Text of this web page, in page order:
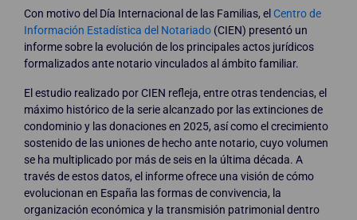
Con motivo del Día Internacional de las Familias, el Centro de
Información Estadística del Notariado (CIEN) presentó un
informe sobre la evolución de los principales actos jurídicos
formalizados ante notario vinculados al ámbito familiar.
El estudio realizado por CIEN refleja, entre otras tendencias, el
máximo histórico de la serie alcanzado por las extinciones de
condominio y las donaciones en 2025, así como el crecimiento
sostenido de las uniones de hecho ante notario, cuyo volumen
se ha multiplicado por más de seis en la última década. A
través de estos datos, el informe ofrece una visión de cómo
evolucionan en España las formas de convivencia, la
organización económica y la transmisión patrimonial dentro